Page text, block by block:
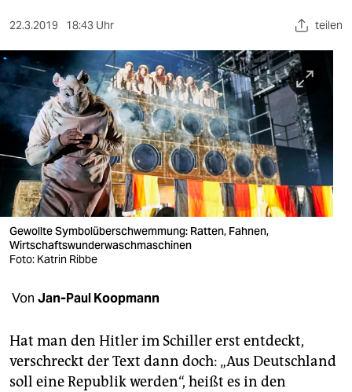
sport
berlin
nord
wahrheit
verlag
verlag
veranstaltungen
unterstützen
abo
22.3.2019 18:43 Uhr teilen
Gewollte Symbolüberschwemmung: Ratten, Fahnen,
Wirtschaftswunderwaschmaschinen
Foto: Katrin Ribbe
Von Jan-Paul Koopmann
Hat man den Hitler im Schiller erst entdeckt,
verschreckt der Text dann doch: „Aus Deutschland
soll eine Republik werden“, heißt es in den